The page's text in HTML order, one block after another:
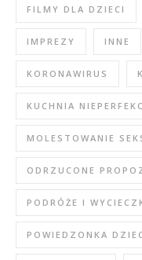
FILMY DLA DZIECI
IMPREZY INNE
KORONAWIRUS
KUCHNIA
MOLESTOWANIE
ODRZUCONE
PODRÓŻE I
POWIEDZONKA